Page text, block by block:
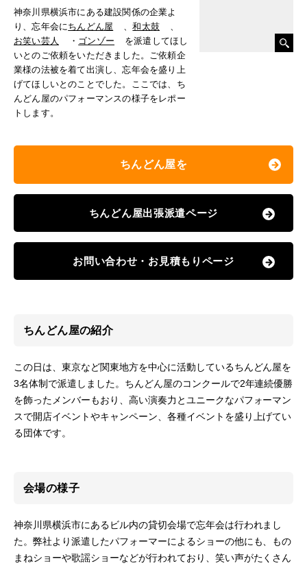
神奈川県横浜市にある建設関係の企業よ
り、忘年会にちんどん屋 、和太鼓
、
お笑い芸人
・ ゴンゾー
を派遣してほし
いとのご依頼をいただきました。ご依頼企
業様の法被を着て出演し、忘年会を盛り上
げてほしいとのことでした。ここでは、ち
んどん屋のパフォーマンスの様子をレポー
トします。
ちんどん屋を
ちんどん屋出張派遣ページ
お問い合わせ・お見積もりページ
ちんどん屋の紹介
この日は、東京など関東地方を中心に活動しているちんどん屋を
3名体制で派遣しました。ちんどん屋のコンクールで2年連続優勝
を飾ったメンバーもおり、高い演奏力とユニークなパフォーマン
スで開店イベントやキャンペーン、各種イベントを盛り上げてい
る団体です。
会場の様子
神奈川県横浜市にあるビル内の貸切会場で忘年会は行われまし
た。弊社より派遣したパフォーマーによるショーの他にも、もの
まねショーや歌謡ショーなどが行われており、笑い声がたくさん